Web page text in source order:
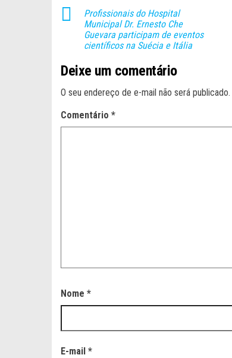
Profissionais do Hospital
Municipal Dr. Ernesto Che
Guevara participam de eventos
científicos na Suécia e Itália
Deixe um comentário
O seu endereço de e-mail não será publicado.
Comentário *
Nome *
E-mail *